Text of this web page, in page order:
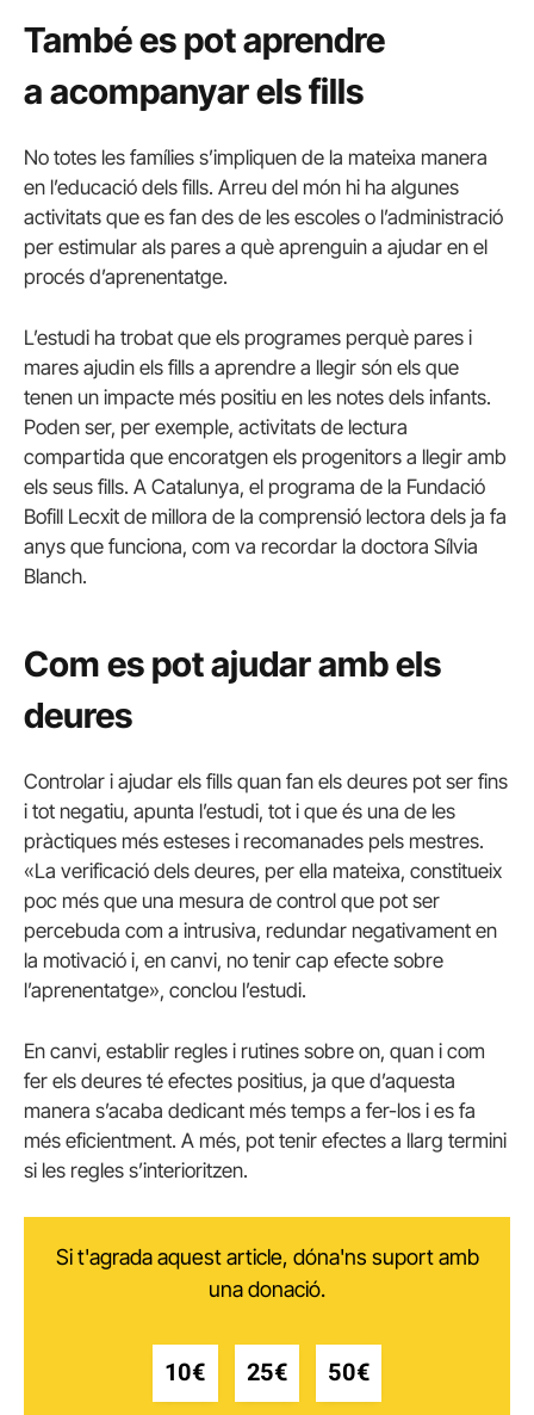
També es pot aprendre
a acompanyar els fills
No totes les famílies s’impliquen de la mateixa manera
en l’educació dels fills. Arreu del món hi ha algunes
activitats que es fan des de les escoles o l’administració
per estimular als pares a què aprenguin a ajudar en el
procés d’aprenentatge.
L’estudi ha trobat que els programes perquè pares i
mares ajudin els fills a aprendre a llegir són els que
tenen un impacte més positiu en les notes dels infants.
Poden ser, per exemple, activitats de lectura
compartida que encoratgen els progenitors a llegir amb
els seus fills. A Catalunya, el programa de la Fundació
Bofill Lecxit de millora de la comprensió lectora dels ja fa
anys que funciona, com va recordar la doctora Sílvia
Blanch.
Com es pot ajudar amb els
deures
Controlar i ajudar els fills quan fan els deures pot ser fins
i tot negatiu, apunta l’estudi, tot i que és una de les
pràctiques més esteses i recomanades pels mestres.
«La verificació dels deures, per ella mateixa, constitueix
poc més que una mesura de control que pot ser
percebuda com a intrusiva, redundar negativament en
la motivació i, en canvi, no tenir cap efecte sobre
l’aprenentatge», conclou l’estudi.
En canvi, establir regles i rutines sobre on, quan i com
fer els deures té efectes positius, ja que d’aquesta
manera s’acaba dedicant més temps a fer-los i es fa
més eficientment. A més, pot tenir efectes a llarg termini
si les regles s’interioritzen.
Si t'agrada aquest article, dóna'ns suport amb
una donació.
10€ 25€ 50€